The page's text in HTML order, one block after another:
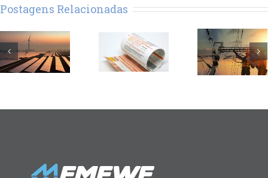
Postagens Relacionadas